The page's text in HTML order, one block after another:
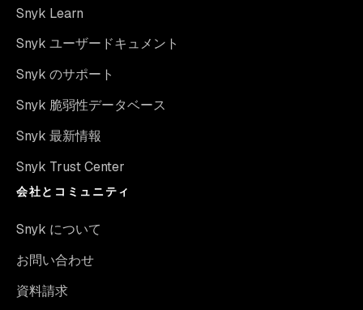
Snyk Learn
Snyk ユーザードキュメント
Snyk のサポート
Snyk 脆弱性データベース
Snyk 最新情報
Snyk Trust Center
会社とコミュニティ
Snyk について
お問い合わせ
資料請求